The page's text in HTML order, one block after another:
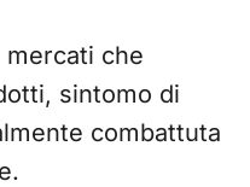
mercati che
sintomo di
combattuta